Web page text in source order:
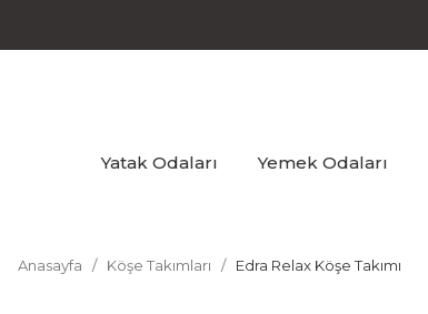
Yatak Odaları Yemek Odaları
Anasayfa Köşe Takımları Edra Relax Köşe Takımı